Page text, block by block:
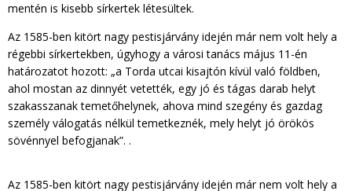
mentén is kisebb sírkertek létesültek.
Az 1585-ben kitört nagy pestisjárvány idején már nem volt hely a
régebbi sírkertekben, úgyhogy a városi tanács május 11-én
határozatot hozott: „a Torda utcai kisajtón kívül való földben,
ahol mostan az dinnyét vetették, egy jó és tágas darab helyt
szakasszanak temetőhelynek, ahova mind szegény és gazdag
személy válogatás nélkül temetkeznék, mely helyt jó örökös
sövénnyel befogjanak”. .
Az 1585-ben kitört nagy pestisjárvány idején már nem volt hely a